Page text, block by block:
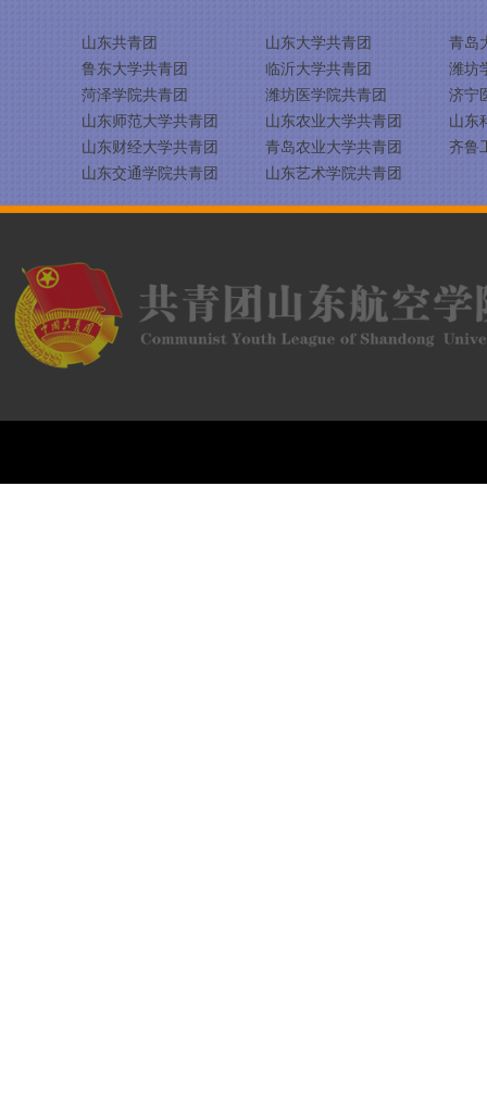
山东共青团 山东大学共青团
青岛
鲁东大学共青团
临沂大学共青团
潍坊
菏泽学院共青团
潍坊医学院共青团
济宁
山东师范大学共青团
山东农业大学共青团
山东
山东财经大学共青团
青岛农业大学共青团
齐鲁
山东交通学院共青团
山东艺术学院共青团